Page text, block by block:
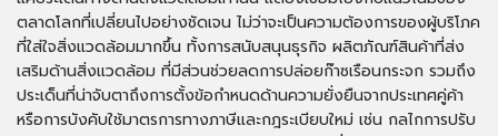
ตลาดโลกที่เปลี่ยนไปอย่างชัดเจน ไม่ว่าจะเป็นความต้องการของผู้บริโภค
ที่ใส่ใจสิ่งแวดล้อมมากขึ้น ทั้งการสนับสนุนธุรกิจ ผลิตภัณฑ์สินค้าที่ส่ง
เสริมด้านสิ่งแวดล้อม ที่มีส่วนช่วยลดการปล่อยก๊าซเรือนกระจก รวมถึง
ประเด็นที่น่าจับตาถึงการตั้งข้อกำหนดด้านความยั่งยืนจากประเทศคู่ค้า
หรือการบังคับใช้มาตรการทางภาษีและกฎระเบียบใหม่ เช่น กลไกการปรับ